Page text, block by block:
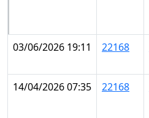
03/06/2026 19:11
22168
14/04/2026 07:35
22168